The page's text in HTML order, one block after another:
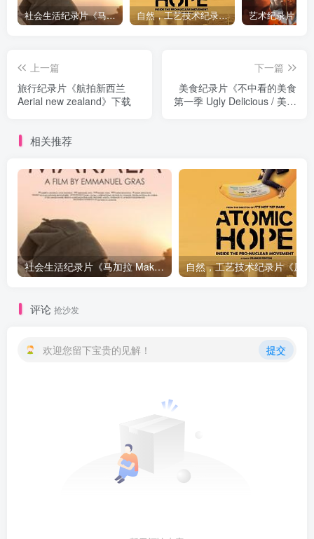
社会生活纪录片《马加拉 Makala》下载 自然，工艺技术纪录片《原子能的希望 Atomic Hope – Inside the Pro-Nuclear Movement》下载
上一篇
旅行纪录片《航拍新西兰
Aerial new zealand》下载
下一篇
美食纪录片《不中看的美食
第一季 Ugly Delicious / 美食
相关推荐
社会生活纪录片《马加拉 Makala》下载
评论 抢沙发
欢迎您留下宝贵的见解！ 提交